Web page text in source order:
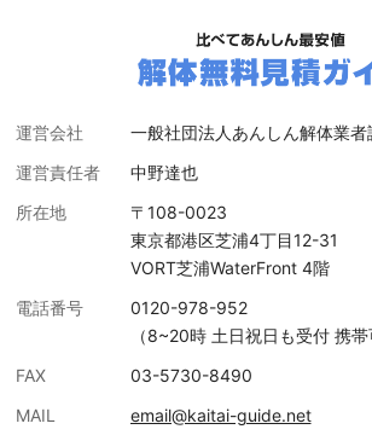
運営会社
一般社団法人あんしん解体業者
運営責任者
中野達也
所在地
〒108-0023
東京都港区芝浦4丁目12-31
VORT芝浦WaterFront 4階
電話番号
0120-978-952
（8~20時 土日祝日も受付 携帯
FAX
03-5730-8490
MAIL
email@kaitai-guide.net